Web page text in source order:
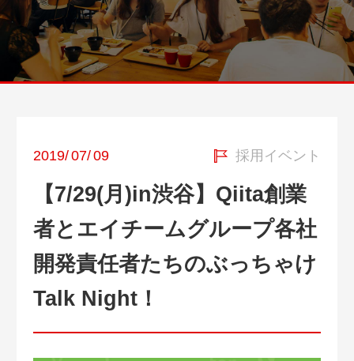
採用イベント
2019/07/09
【7/29(月)in渋谷】Qiita創業
者とエイチームグループ各社
開発責任者たちのぶっちゃけ
Talk Night！